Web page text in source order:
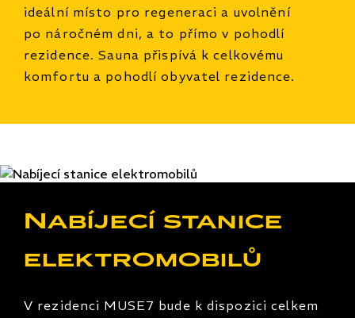
ideální místo pro regeneraci a uvolnění
po náročném dni, a to přímo v pohodlí
rezidence. Sauna přispívá k celkovému
komfortu a pohodlí obyvatel rezidence.
Nabíjecí stanice
elektromobilů
V rezidenci MUSE7 bude k dispozici celkem